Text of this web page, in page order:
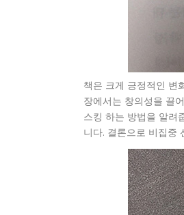
책은 크게 긍정적인 변
장에서는 창의성을 끌
스킹 하는 방법을 알려
니다. 결론으로 비집중